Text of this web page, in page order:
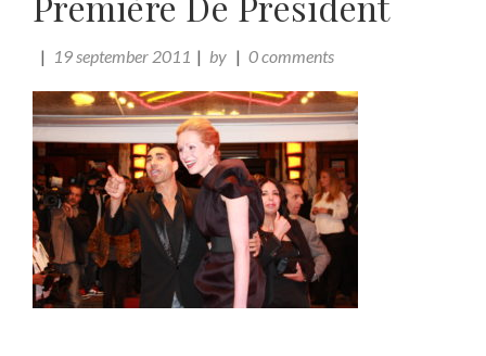
19 september 2011 by 0 comments